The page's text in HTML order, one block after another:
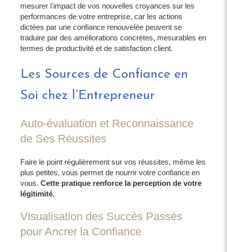
mesurer l'impact de vos nouvelles croyances sur les
performances de votre entreprise, car les actions
dictées par une confiance renouvelée peuvent se
traduire par des améliorations concrètes, mesurables en
termes de productivité et de satisfaction client.
Les Sources de Confiance en
Soi chez l’Entrepreneur
Auto-évaluation et Reconnaissance
de Ses Réussites
Faire le point régulièrement sur vos réussites, même les
plus petites, vous permet de nourrir votre confiance en
vous. Cette pratique renforce la perception de votre
légitimité.
Visualisation des Succès Passés
pour Ancrer la Confiance